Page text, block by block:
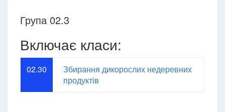
Група 02.3
Включає класи:
02.30
Збирання дикорослих недеревних
продуктів